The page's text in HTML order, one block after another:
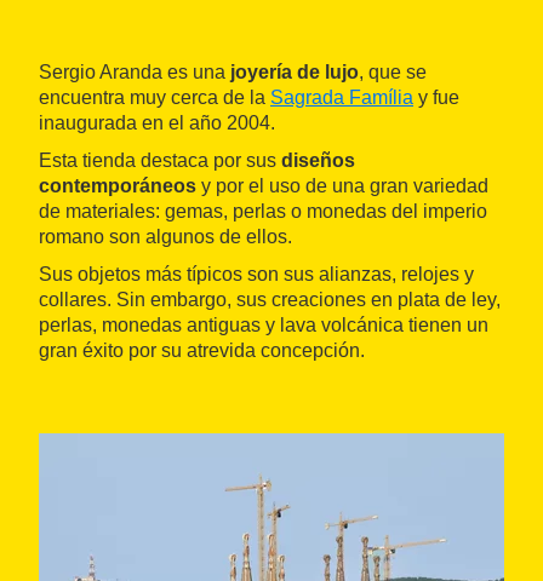
Sergio Aranda es una joyería de lujo, que se
encuentra muy cerca de la Sagrada Família y fue
inaugurada en el año 2004.
Esta tienda destaca por sus diseños
contemporáneos y por el uso de una gran variedad
de materiales: gemas, perlas o monedas del imperio
romano son algunos de ellos.
Sus objetos más típicos son sus alianzas, relojes y
collares. Sin embargo, sus creaciones en plata de ley,
perlas, monedas antiguas y lava volcánica tienen un
gran éxito por su atrevida concepción.